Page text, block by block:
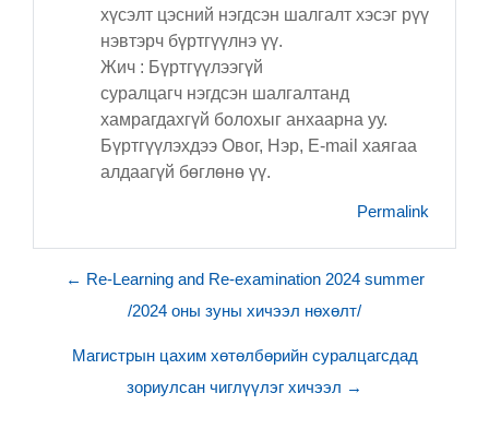
хүсэлт цэсний нэгдсэн шалгалт хэсэг рүү
нэвтэрч бүртгүүлнэ үү.
Жич : Бүртгүүлээгүй
суралцагч нэгдсэн шалгалтанд
хамрагдахгүй болохыг анхаарна уу.
Бүртгүүлэхдээ Овог, Нэр, E-mail хаягаа
алдаагүй бөглөнө үү.
Permalink
← Re-Learning and Re-examination 2024 summer
/2024 оны зуны хичээл нөхөлт/
Магистрын цахим хөтөлбөрийн суралцагсдад
зориулсан чиглүүлэг хичээл →